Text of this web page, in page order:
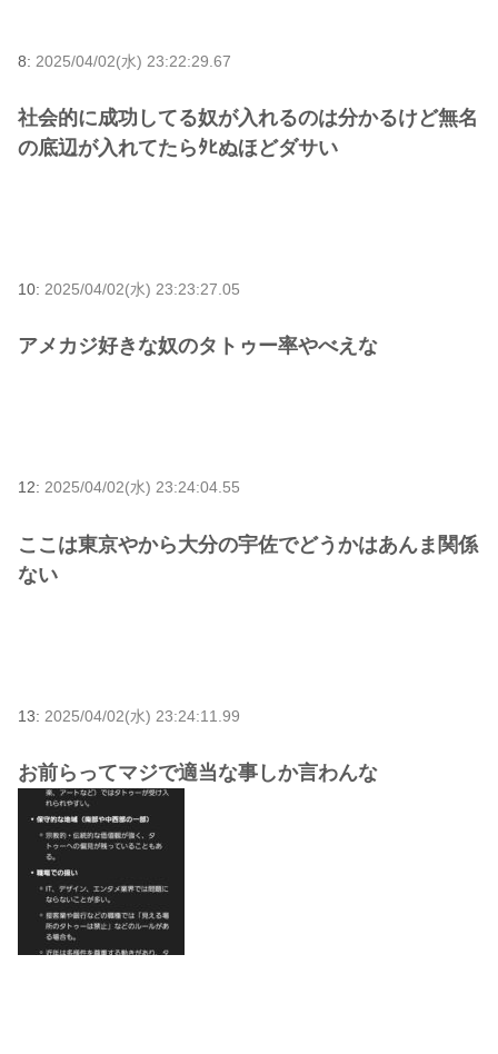
8: 2025/04/02(水) 23:22:29.67
社会的に成功してる奴が入れるのは分かるけど無名
の底辺が入れてたらﾀﾋぬほどダサい
10: 2025/04/02(水) 23:23:27.05
アメカジ好きな奴のタトゥー率やべえな
12: 2025/04/02(水) 23:24:04.55
ここは東京やから大分の宇佐でどうかはあんま関係
ない
13: 2025/04/02(水) 23:24:11.99
お前らってマジで適当な事しか言わんな